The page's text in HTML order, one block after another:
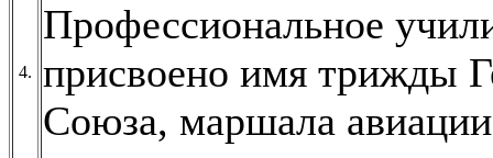
4.
Профессиональное
присвоено имя трижды
Союза, маршала